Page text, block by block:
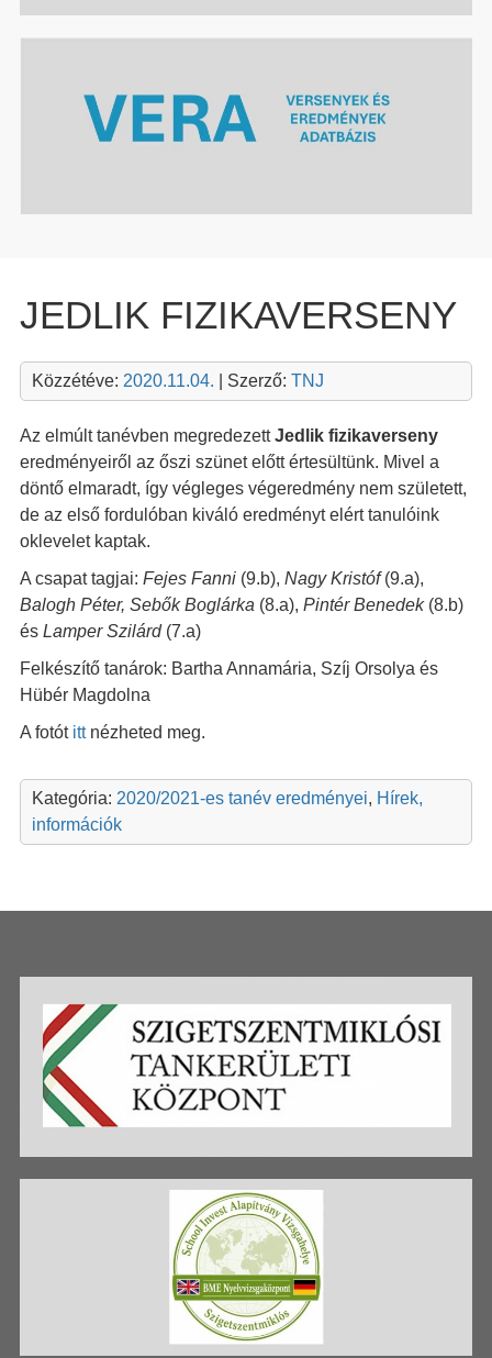
JEDLIK FIZIKAVERSENY
Közzétéve: 2020.11.04. | Szerző: TNJ
Az elmúlt tanévben megredezettJedlik fizikaverseny
eredményeiről az őszi szünet előtt értesültünk. Mivel a
döntő elmaradt, így végleges végeredmény nem született,
de az első fordulóban kiváló eredményt elért tanulóink
oklevelet kaptak.
A csapat tagjai: Fejes Fanni(9.b), Nagy Kristóf(9.a),
Balogh Péter, Sebők Boglárka (8.a), Pintér Benedek(8.b)
és Lamper Szilárd(7.a)
Felkészítő tanárok: Bartha Annamária, Szíj Orsolya és
Hübér Magdolna
A fotót ittnézheted meg.
Kategória: 2020/2021-es tanév eredményei, Hírek,
információk